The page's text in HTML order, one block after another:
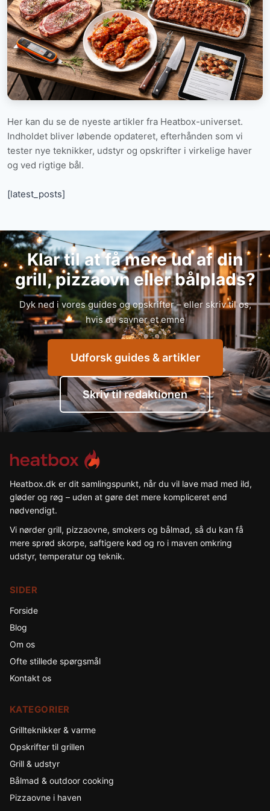
Her kan du se de nyeste artikler fra Heatbox-universet.
Indholdet bliver løbende opdateret, efterhånden som vi
tester nye teknikker, udstyr og opskrifter i virkelige haver
og ved rigtige bål.
[latest_posts]
Klar til at få mere ud af din
grill, pizzaovn eller bålplads?
Dyk ned i vores guides og opskrifter – eller skriv til os,
hvis du savner et emne
Udforsk guides & artikler
Skriv til redaktionen
Heatbox.dk er dit samlingspunkt, når du vil lave mad med ild,
gløder og røg – uden at gøre det mere kompliceret end
nødvendigt.
Vi nørder grill, pizzaovne, smokers og bålmad, så du kan få
mere sprød skorpe, saftigere kød og ro i maven omkring
udstyr, temperatur og teknik.
SIDER
Forside
Blog
Om os
Ofte stillede spørgsmål
Kontakt os
KATEGORIER
Grillteknikker & varme
Opskrifter til grillen
Grill & udstyr
Bålmad & outdoor cooking
Pizzaovne i haven